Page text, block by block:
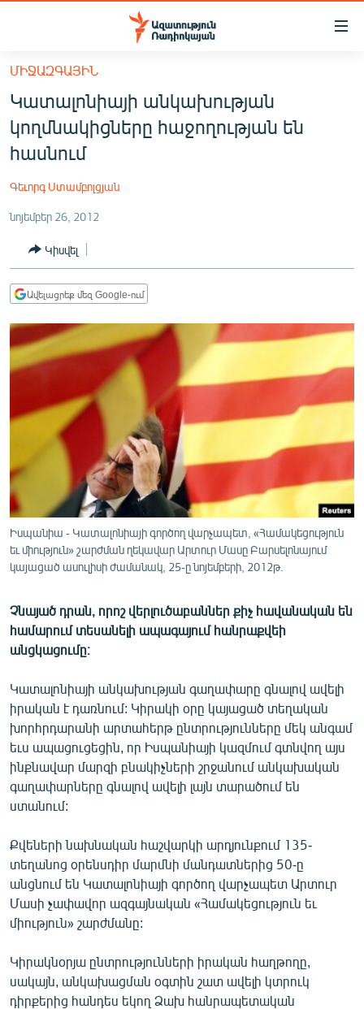
Մատչելիության
հիմնական
բովանդակությանը
Անցնել
հիմնական
մենյուին
ՀԱՅԱՍՏԱՆ
ՔԱՂԱՔԱԿԱՆ
ՏՆՏԵՍՈՒԹՅՈՒՆ
ՂԱՐԱԲԱՂ
ՏԱՐԱԾԱՇՐՋԱՆ
ՄԻՋԱԶԳԱՅԻՆ
ՄՇԱԿՈՒՅԹ
ՍՊՈՐՏ
ՄԵԿՆԱԲԱՆՈՒԹՅՈՒՆ
ՏՏ ԵՒ ԻՆՏԵՐՆԵՏ
ԱՐԽԻՎ
ԲԱՆԱՎԵՃ
ՁԳՏԵԼՈՎ ԼԱՎԱԳՈՒՅՆԻՆ
Հայերեն
English
Русский
ՀԵՏԵՎԵՔ ՄԵԶ
«Ազատության» բոլոր կայքերը
ՄԻՋԱԶԳԱՅԻՆ
Կատալոնիայի անկախության
կողմնակիցները հաջողության են
հասնում
Գեւորգ Ստամբոլցյան
նոյեմբեր 26, 2012
Կիսվել
Ավելացրեք մեզ Google-ում
Իսպանիա - Կատալոնիայի գործող վարչապետ, «Համակեցություն
եւ միություն» շարժման ղեկավար Արտուր Մասը Բարսելոնայում
կայացած ասուլիսի ժամանակ, 25-ը նոյեմբերի, 2012թ.
Չնայած դրան, որոշ վերլուծաբաններ քիչ հավանական են
համարում տեսանելի ապագայում հանրաքվեի
անցկացումը։
Կատալոնիայի անկախության գաղափարը գնալով ավելի
իրական է դառնում: Կիրակի օրը կայացած տեղական
խորհրդարանի արտահերթ ընտրությունները մեկ անգամ
եւս ապացուցեցին, որ Իսպանիայի կազմում գտնվող այս
ինքնավար մարզի բնակիչների շրջանում անկախական
գաղափարները գնալով ավելի լայն տարածում են
ստանում:
Քվեների նախնական հաշվարկի արդյունքում 135-
տեղանոց օրենսդիր մարմնի մանդատներից 50-ը
անցնում են Կատալոնիայի գործող վարչապետ Արտուր
Մասի չափավոր ազգայնական «Համակեցություն եւ
միություն» շարժմանը:
Կիրակնօրյա ընտրությունների իրական հաղթողը,
սակայն, անկախացման օգտին շատ ավելի կտրուկ
դիրքերից հանդես եկող Ձախ հանրապետական